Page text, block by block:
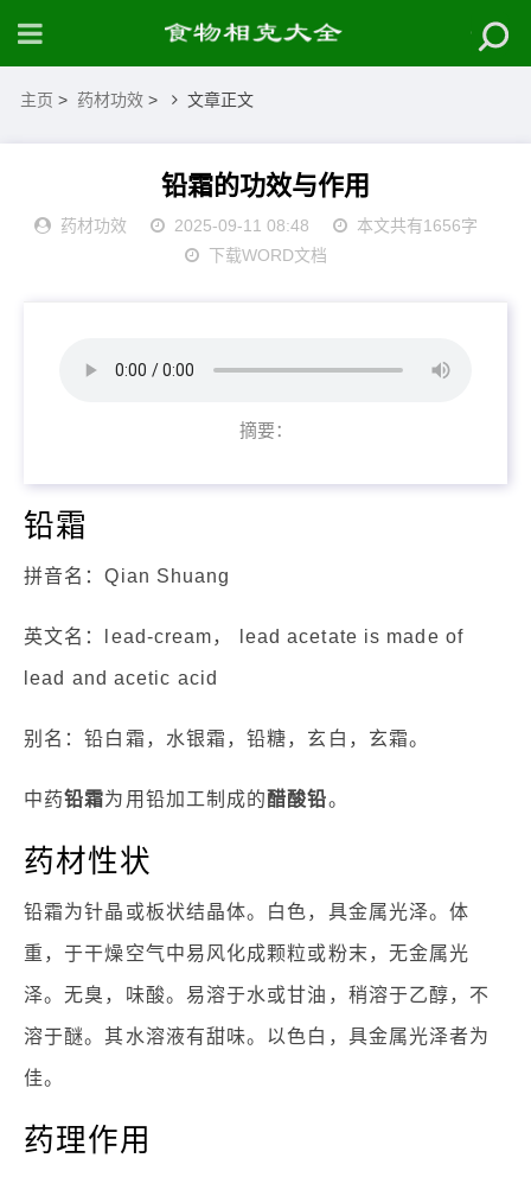
主页 > 药材功效 > 文章正文
铅霜的功效与作用
药材功效 2025-09-11 08:48
本文共有1656字
下载WORD文档
摘要：
铅霜
拼音名：Qian Shuang
英文名：lead-cream， lead acetate is made of
lead and acetic acid
别名：铅白霜，水银霜，铅糖，玄白，玄霜。
中药铅霜为用铅加工制成的醋酸铅。
药材性状
铅霜为针晶或板状结晶体。白色，具金属光泽。体
重，于干燥空气中易风化成颗粒或粉末，无金属光
泽。无臭，味酸。易溶于水或甘油，稍溶于乙醇，不
溶于醚。其水溶液有甜味。以色白，具金属光泽者为
佳。
药理作用